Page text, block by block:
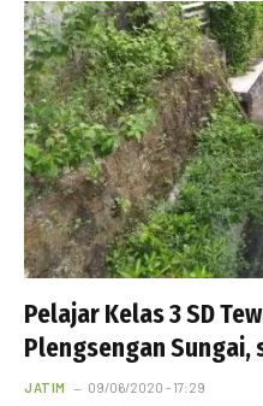
Pelajar Kelas 3 SD
Plengsengan Sungai,
JATIM 09/06/2020 - 17:29